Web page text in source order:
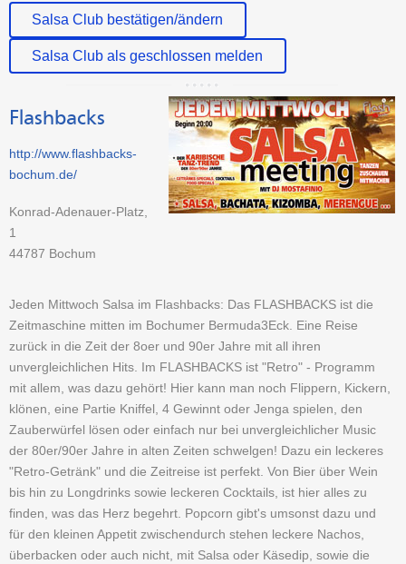
Salsa Club bestätigen/ändern
Salsa Club als geschlossen melden
Flashbacks
http://www.flashbacks-
bochum.de/
Konrad-Adenauer-Platz,
1
44787 Bochum
Jeden Mittwoch Salsa im Flashbacks: Das FLASHBACKS ist die
Zeitmaschine mitten im Bochumer Bermuda3Eck. Eine Reise
zurück in die Zeit der 8oer und 90er Jahre mit all ihren
unvergleichlichen Hits. Im FLASHBACKS ist "Retro" - Programm
mit allem, was dazu gehört! Hier kann man noch Flippern, Kickern,
klönen, eine Partie Kniffel, 4 Gewinnt oder Jenga spielen, den
Zauberwürfel lösen oder einfach nur bei unvergleichlicher Music
der 80er/90er Jahre in alten Zeiten schwelgen! Dazu ein leckeres
"Retro-Getränk" und die Zeitreise ist perfekt. Von Bier über Wein
bis hin zu Longdrinks sowie leckeren Cocktails, ist hier alles zu
finden, was das Herz begehrt. Popcorn gibt's umsonst dazu und
für den kleinen Appetit zwischendurch stehen leckere Nachos,
überbacken oder auch nicht, mit Salsa oder Käsedip, sowie die